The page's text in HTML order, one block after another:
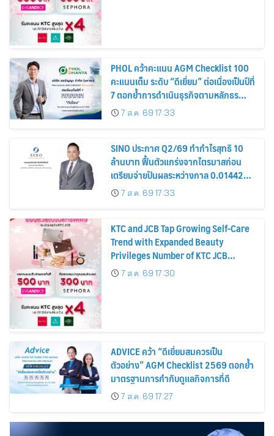
PHOL คว้าคะแนน AGM Checklist 100
คะแนนเต็ม ระดับ “ดีเยี่ยม” ต่อเนื่องเป็นปีที่
7 ตอกย้ำการดำเนินธุรกิจตามหลักธร
รมาภิบาล โปร่งใส สร้างความเชื่อมั่นผู้ถือ
หุ้น
7 ส.ค. 69 17:33
SINO ประกาศ Q2/69 ทำกำไรสุทธิ 10
ล้านบาท ฟื้นตัวแกร่งจากไตรมาสก่อน
เตรียมจ่ายปันผลระหว่างกาล 0.014423
บาทต่อหุ้น ครึ่งปีหลังมุ่งเติบโตต่อเนื่อง
7 ส.ค. 69 17:33
KTC and JCB Tap Growing Self-Care
Trend with Expanded Beauty
Privileges Number of KTC JCB
Cardmembers Spending on
Cosmetics Rises 26%
7 ส.ค. 69 17:30
ADVICE คว้า “ดีเยี่ยมสมควรเป็น
ตัวอย่าง” AGM Checklist 2569 ตอกย้ำ
มาตรฐานการกำกับดูแลกิจการที่ดี
7 ส.ค. 69 17:27